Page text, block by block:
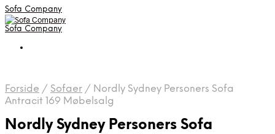
Sofa Company
Sofa Company
Forside / Sofaer / Nordly Sydney Personers Sofa
Antracit 169 Møbelsalg
Nordly Sydney Personers Sofa